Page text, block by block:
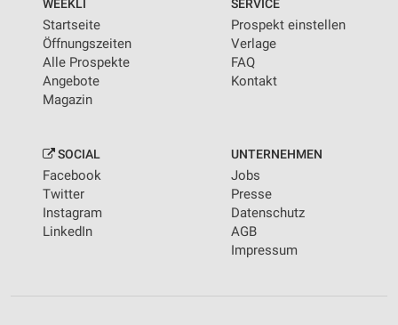
WEEKLI
Startseite
Öffnungszeiten
Alle Prospekte
Angebote
Magazin
SERVICE
Prospekt einstellen
Verlage
FAQ
Kontakt
SOCIAL
Facebook
Twitter
Instagram
LinkedIn
UNTERNEHMEN
Jobs
Presse
Datenschutz
AGB
Impressum